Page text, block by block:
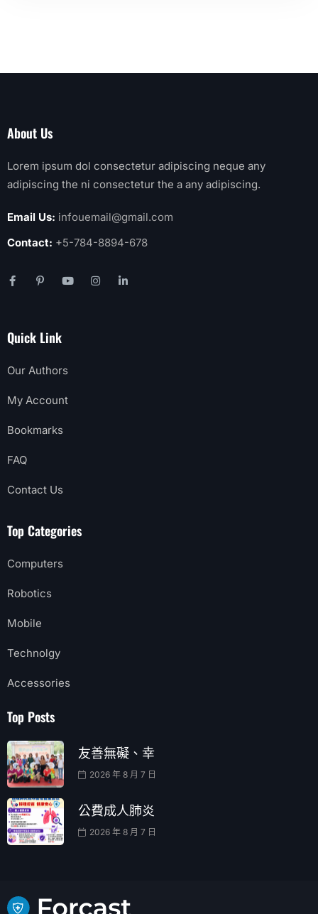
About Us
Lorem ipsum dol consectetur adipiscing neque any
adipiscing the ni consectetur the a any adipiscing.
Email Us: infouemail@gmail.com
Contact: +5-784-8894-678
Quick Link
Our Authors
My Account
Bookmarks
FAQ
Contact Us
Top Categories
Computers
Robotics
Mobile
Technolgy
Accessories
Top Posts
友善無礙、幸
2026 年 8 月 7 日
公費成人肺炎
2026 年 8 月 7 日